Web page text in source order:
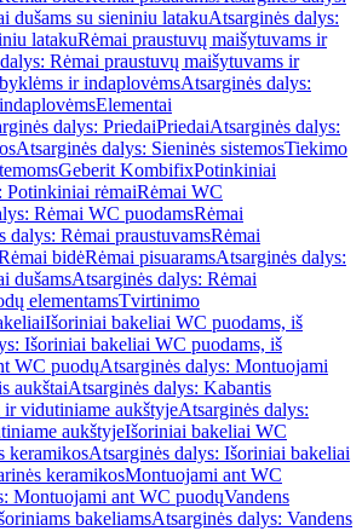
dušams su sieniniu latakuAtsarginės dalys:
latakuRėmai praustuvų maišytuvams ir
Rėmai praustuvų maišytuvams ir
ir indaplovėmsAtsarginės dalys:
Elementai
dalys: PriedaiPriedaiAtsarginės dalys:
Atsarginės dalys: Sieninės sistemosTiekimo
Geberit KombifixPotinkiniai
Potinkiniai rėmaiRėmai WC
Rėmai WC puodamsRėmai
dalys: Rėmai praustuvamsRėmai
bidėRėmai pisuaramsAtsarginės dalys:
dušamsAtsarginės dalys: Rėmai
elementamsTvirtinimo
Išoriniai bakeliai WC puodams, iš
Išoriniai bakeliai WC puodams, iš
WC puodųAtsarginės dalys: Montuojami
aukštaiAtsarginės dalys: Kabantis
ir vidutiniame aukštyjeAtsarginės dalys:
aukštyjeIšoriniai bakeliai WC
keramikosAtsarginės dalys: Išoriniai bakeliai
keramikosMontuojami ant WC
Montuojami ant WC puodųVandens
bakeliamsAtsarginės dalys: Vandens